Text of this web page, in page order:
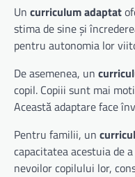
Un curriculum adaptat
stima de sine și
pentru autonomia lor
De asemenea, un
copil. Copiii sunt mai
Această adaptare face
Pentru familii, un
capacitatea acestuia de
nevoilor copilului lor,